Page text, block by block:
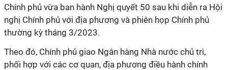
Chính phủ vừa ban hành Nghị quyết 50 sau khi diễn ra Hội
nghị Chính phủ với địa phương và phiên họp Chính phủ
thường kỳ tháng 3/2023.
Theo đó, Chính phủ giao Ngân hàng Nhà nước chủ trì,
phối hợp với các cơ quan, địa phương điều hành chính